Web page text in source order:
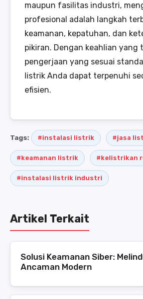
maupun fasilitas industri,
profesional adalah langkah
keamanan, kepatuhan, dan
pikiran. Dengan keahlian yang
pengerjaan yang sesuai
listrik Anda dapat terpenuhi
efisien.
Tags: #instalasi listrik #jasa
#keamanan listrik #kelistrikan
#instalasi listrik industri
Artikel Terkait
Solusi Keamanan Siber:
Ancaman Modern